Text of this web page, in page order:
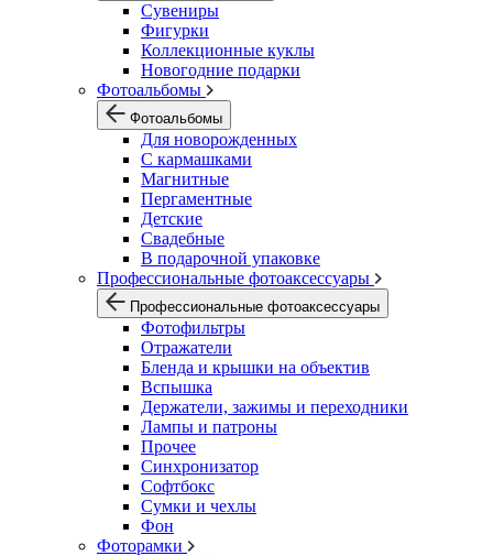
Сувениры
Фигурки
Коллекционные куклы
Новогодние подарки
Фотоальбомы
Фотоальбомы
Для новорожденных
С кармашками
Магнитные
Пергаментные
Детские
Свадебные
В подарочной упаковке
Профессиональные фотоаксессуары
Профессиональные фотоаксессуары
Фотофильтры
Отражатели
Бленда и крышки на объектив
Вспышка
Держатели, зажимы и переходники
Лампы и патроны
Прочее
Синхронизатор
Софтбокс
Сумки и чехлы
Фон
Фоторамки